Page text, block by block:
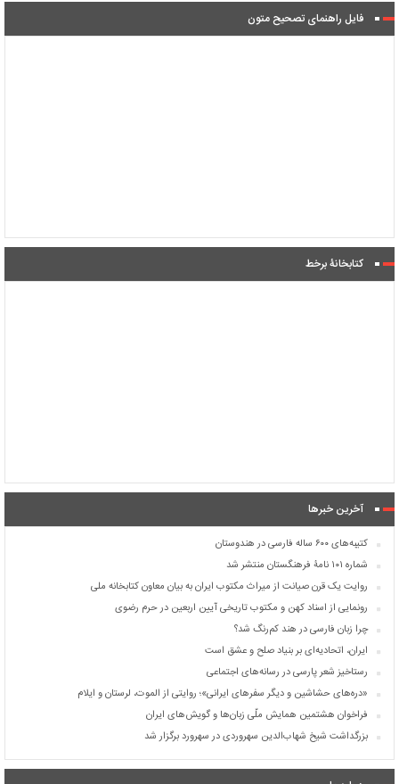
فایل راهنمای تصحیح متون
کتابخانۀ برخط
آخرین خبرها
کتیبه‌های ۶۰۰ ساله فارسی در هندوستان
شماره ۱۰۱ نامۀ فرهنگستان منتشر شد
روایت یک قرن صیانت از میراث مکتوب ایران به بیان معاون کتابخانه ملی
رونمایی از اسناد کهن و مکتوب تاریخی آیین اربعین در حرم رضوی
چرا زبان فارسی در هند کم‌رنگ شد؟
ایران، اتحادیه‌ای بر بنیاد صلح و عشق است
رستاخیز شعر پارسی در رسانه‌های اجتماعی
«دره‌های حشاشین و دیگر سفرهای ایرانی»؛ روایتی از الموت، لرستان و ایلام
فراخوان هشتمین همایش ملّی زبان‌ها و گویش‌های ایران
بزرگداشت شیخ شهاب‌الدین سهروردی در سهرورد برگزار شد